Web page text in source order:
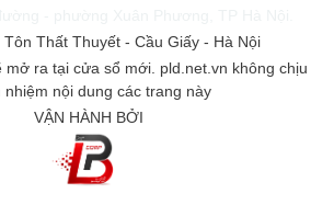
Tôn Thất Thuyết - Cầu Giấy - Hà Nội
mở ra tại cửa sổ mới. pld.net.vn không chịu
nhiệm nội dung các trang này
VẬN HÀNH BỞI